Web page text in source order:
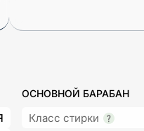
ОСНОВНОЙ БАРАБАН
Класс стирки